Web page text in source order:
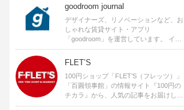
goodroom journal
デザイナーズ、リノベーションなど、お
しゃれな賃貸サイト・アプリ
「goodroom」を運営しています。 イン
テリアや、ひとり暮らし、ふたり暮らし
のアイディアなど、賃貸でも自分らしい
暮らしを楽しむためのヒントをお届けし
ます。
FLET’S
100円ショップ「FLET’S（フレッツ）」
「百圓領事館」の情報サイト『100円の
チカラ』から、人気の記事をお届けしま
す。